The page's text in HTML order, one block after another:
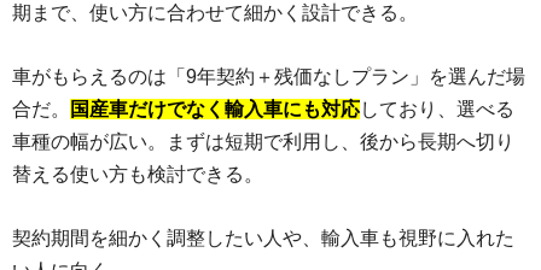
期まで、使い方に合わせて細かく設計できる。
車がもらえるのは「9年契約＋残価なしプラン」を選んだ場
合だ。
国産車だけでなく輸入車にも対応しており、選べる
車種の幅が広い。まずは短期で利用し、後から長期へ切り
替える使い方も検討できる。
契約期間を細かく調整したい人や、輸入車も視野に入れた